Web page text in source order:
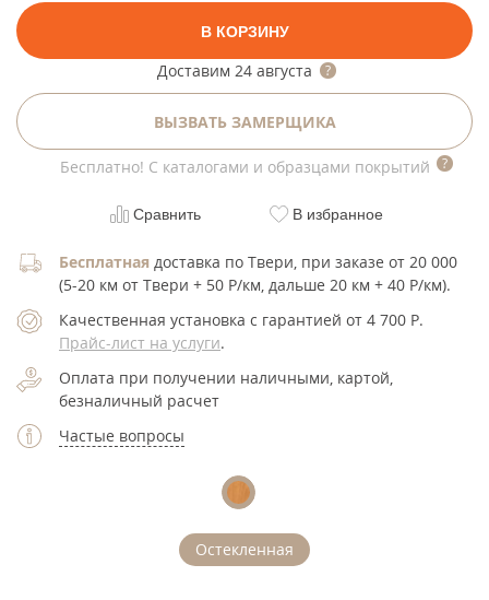
В КОРЗИНУ
Доставим 24 августа
ВЫЗВАТЬ ЗАМЕРЩИКА
Бесплатно! С каталогами и образцами покрытий
Сравнить В избранное
Бесплатная доставка по Твери, при заказе от 20 000
(5-20 км от Твери + 50 Р/км, дальше 20 км + 40 Р/км).
Качественная установка с гарантией от 4 700 Р.
Прайс-лист на услуги.
Оплата при получении наличными, картой,
безналичный расчет
Частые вопросы
Остекленная